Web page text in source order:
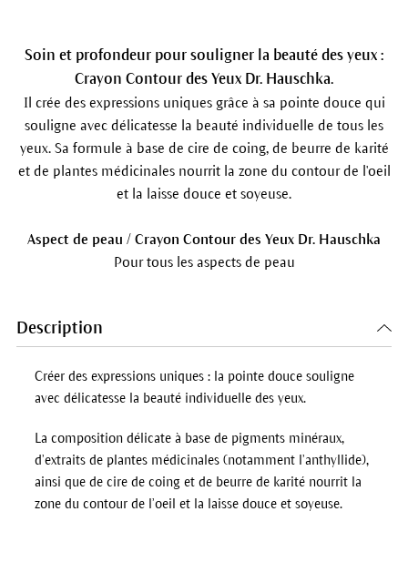
Soin et profondeur pour souligner la beauté des yeux :
Crayon Contour des Yeux Dr. Hauschka.
Il crée des expressions uniques grâce à sa pointe douce qui
souligne avec délicatesse la beauté individuelle de tous les
yeux. Sa formule à base de cire de coing, de beurre de karité
et de plantes médicinales nourrit la zone du contour de l'oeil
et la laisse douce et soyeuse.
Aspect de peau / Crayon Contour des Yeux Dr. Hauschka
Pour tous les aspects de peau
Description
Créer des expressions uniques : la pointe douce souligne
avec délicatesse la beauté individuelle des yeux.
La composition délicate à base de pigments minéraux,
d’extraits de plantes médicinales (notamment l’anthyllide),
ainsi que de cire de coing et de beurre de karité nourrit la
zone du contour de l’oeil et la laisse douce et soyeuse.